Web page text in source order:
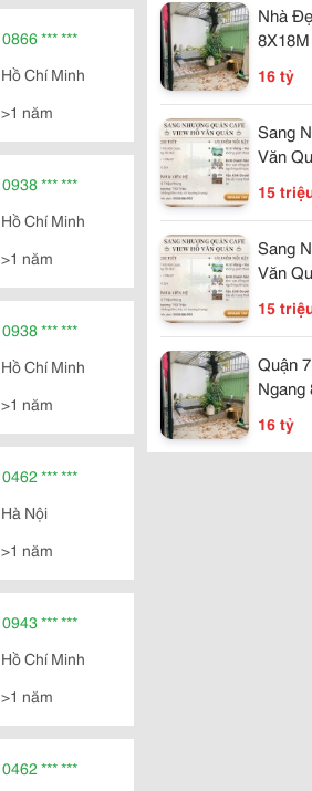
0866 *** ***
Hồ Chí Minh
>1 năm
0938 *** ***
Hồ Chí Minh
>1 năm
0938 *** ***
Hồ Chí Minh
>1 năm
0462 *** ***
Hà Nội
>1 năm
0943 *** ***
Hồ Chí Minh
>1 năm
0462 *** ***
Nhà
16 tỷ
Sang
Văn
Kinh
15
Sang
Văn
Kinh
15
Quận
Ngang
16 tỷ